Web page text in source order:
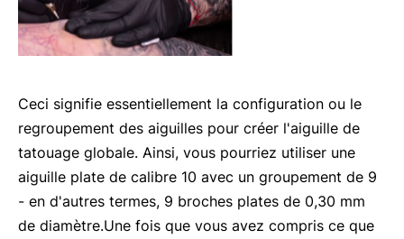
Ceci signifie essentiellement la configuration ou le
regroupement des aiguilles pour créer l'aiguille de
tatouage globale. Ainsi, vous pourriez utiliser une
aiguille plate de calibre 10 avec un groupement de 9
- en d'autres termes, 9 broches plates de 0,30 mm
de diamètre.Une fois que vous avez compris ce que